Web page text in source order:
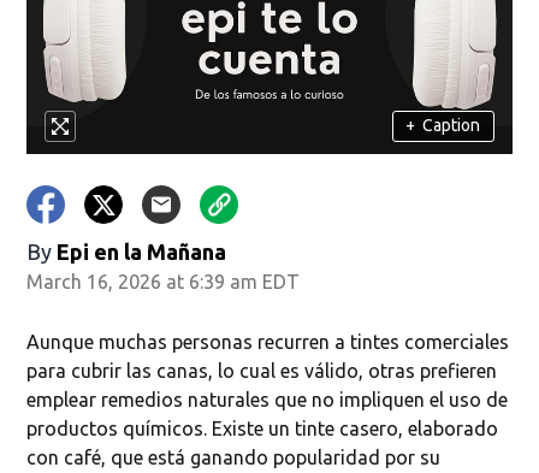
+ Caption
By Epi en la Mañana
March 16, 2026 at 6:39 am EDT
Aunque muchas personas recurren a tintes comerciales
para cubrir las canas, lo cual es válido, otras prefieren
emplear remedios naturales que no impliquen el uso de
productos químicos. Existe un tinte casero, elaborado
con café, que está ganando popularidad por su